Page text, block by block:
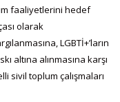
faaliyetlerini hedef
olarak
LGBTİ+’ların
altına alınmasına karşı
sivil toplum çalışmaları